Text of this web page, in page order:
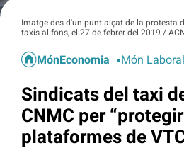
Imatge des d'un punt alçat de la protesta
taxis al fons, el 27 de febrer del 2019 /
MónEconomia Món Laboral
Sindicats del taxi
CNMC per
plataformes de